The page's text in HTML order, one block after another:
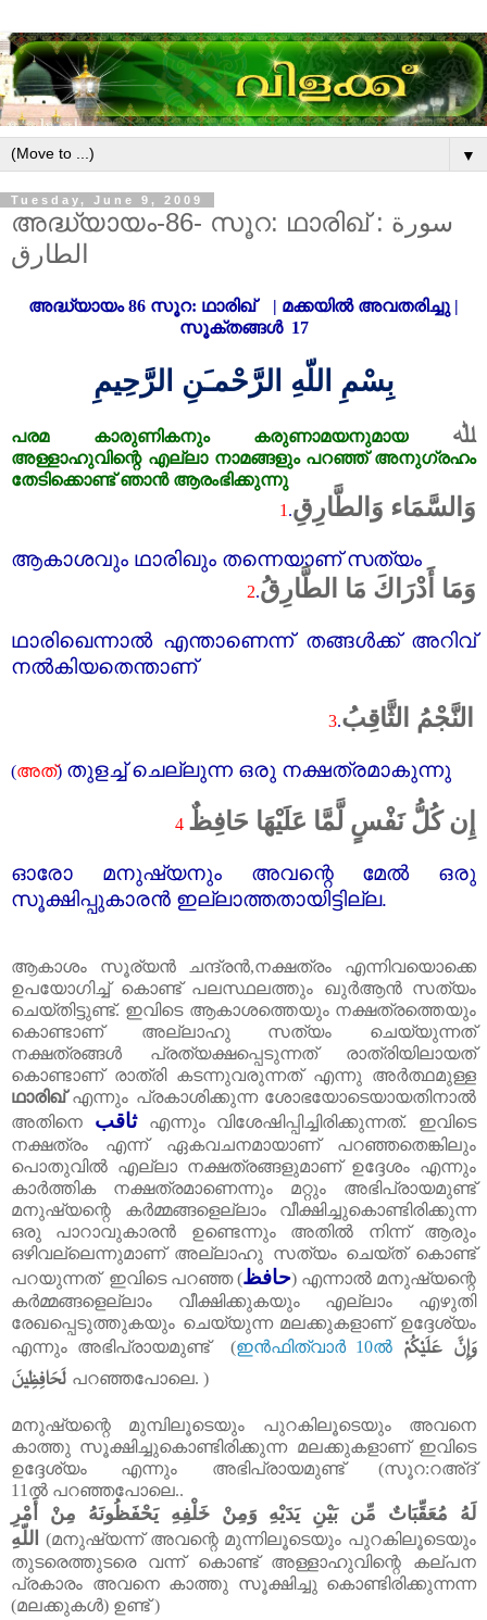
▼
Tuesday, June 9, 2009
അദ്ധ്യായം-86- സൂറ: ഥാരിഖ് : سورة
الطارق
അദ്ധ്യായം86 സൂറ: ഥാരിഖ് | മക്കയിൽ അവതരിച്ചു |
സൂക്തങ്ങൾ 17
بِسْمِ اللّهِ الرَّحْمـَنِ الرَّحِيمِ
പരമ കാരുണികനും കരുണാമയനുമായ ﷲ
അള്ളാഹുവിന്റെ എല്ലാ നാമങ്ങളും പറഞ്ഞ് അനുഗ്രഹം
തേടിക്കൊണ്ട് ഞാൻ ആരംഭിക്കുന്നു
1 .وَالسَّمَاء وَالطَّارِقِ
ആകാശവും ഥാരിഖും തന്നെയാണ്‌ സത്യം
2.وَمَا أَدْرَاكَ مَا الطَّارِقُ
ഥാരിഖെന്നാൽ എന്താണെന്ന് തങ്ങൾക്ക്‌ അറിവ്‌
നൽകിയതെന്താണ്‌
3.النَّجْمُ الثَّاقِبُ
(അത്‌) തുളച്ച്‌ ചെല്ലുന്ന ഒരു നക്ഷത്രമാകുന്നു
4 إِن كُلُّ نَفْسٍ لَّمَّا عَلَيْهَا حَافِظٌ
ഓരോ മനുഷ്യനും അവന്റെ മേൽ ഒരു
സൂക്ഷിപ്പുകാരൻ ഇല്ലാത്തതായിട്ടില്ല.
ആകാശം സൂര്യൻ ചന്ദ്രൻ,നക്ഷത്രം എന്നിവയൊക്കെ
ഉപയോഗിച്ച്‌ കൊണ്ട്‌ പലസ്ഥലത്തും ഖുർആൻ സത്യം
ചെയ്തിട്ടുണ്ട്‌. ഇവിടെ ആകാശത്തെയും നക്ഷത്രത്തെയും
കൊണ്ടാണ്‌ അല്ലാഹു സത്യം ചെയ്യുന്നത്‌
നക്ഷത്രങ്ങൾ പ്രത്യക്ഷപ്പെടുന്നത്‌ രാത്രിയിലായത്‌
കൊണ്ടാണ്‌ രാത്രി കടന്നുവരുന്നത്‌ എന്നു അർത്ഥമുള്ള
ഥാരിഖ്‌എന്നും പ്രകാശിക്കുന്ന ശോഭയോടെയായതിനാൽ
അതിനെ
ثاقب
എന്നും വിശേഷിപ്പിച്ചിരിക്കുന്നത്‌. ഇവിടെ
നക്ഷത്രം എന്ന് ഏകവചനമായാണ്‌ പറഞ്ഞതെങ്കിലും
പൊതുവിൽ എല്ലാ നക്ഷത്രങ്ങളുമാണ്‌ ഉദ്ദേശം എന്നും
കാർത്തിക നക്ഷത്രമാണെന്നും മറ്റും അഭിപ്രായമുണ്ട്‌
മനുഷ്യന്റെ കർമ്മങ്ങളെല്ലാം വീക്ഷിച്ചുകൊണ്ടിരിക്കുന്ന
ഒരു പാറാവുകാരൻ ഉണ്ടെന്നും അതിൽ നിന്ന് ആരും
ഒഴിവല്ലെന്നുമാണ്‌ അല്ലാഹു സത്യം ചെയ്ത്‌ കൊണ്ട്‌
പറയുന്നത്‌ ഇവിടെ പറഞ്ഞ (حافظ) എന്നാൽ മനുഷ്യന്റെ
കർമ്മങ്ങളെല്ലാം വീക്ഷിക്കുകയും എല്ലാം എഴുതി
രേഖപ്പെടുത്തുകയും ചെയ്യുന്ന മലക്കുകളാണ്‌ ഉദ്ദേശ്യം
എന്നും അഭിപ്രായമുണ്ട് (ഇൻഫിത്വാർ 10ൽ
وَإِنَّ عَلَيْكُمْ
لَحَافِظِينَ പറഞ്ഞപോലെ. )
മനുഷ്യന്റെ മുമ്പിലൂടെയും പുറകിലൂടെയും അവനെ
കാത്തു സൂക്ഷിച്ചുകൊണ്ടിരിക്കുന്ന മലക്കുകളാണ്‌ ഇവിടെ
ഉദ്ദേശ്യം എന്നും അഭിപ്രായമുണ്ട് (സൂറ:റഅ്ദ്‌
11 ൽ പറഞ്ഞപോലെ..
لَهُ مُعَقِّبَاتٌ مِّن بَيْنِ يَدَيْهِ وَمِنْ خَلْفِهِ يَحْفَظُونَهُ مِنْ أَمْرِ
اللّهِ
(മനുഷ്യന്ന് അവന്റെ മുന്നിലൂടെയും പുറകിലൂടെയും
തുടരെത്തുടരെ വന്ന് കൊണ്ട് അള്ളാ‍ഹുവിന്റെ കല്പന
പ്രകാരം അവനെ കാത്തു സൂക്ഷിച്ചു കൊണ്ടിരിക്കുന്നന്ന
(മലക്കുകൾ) ഉണ്ട്)